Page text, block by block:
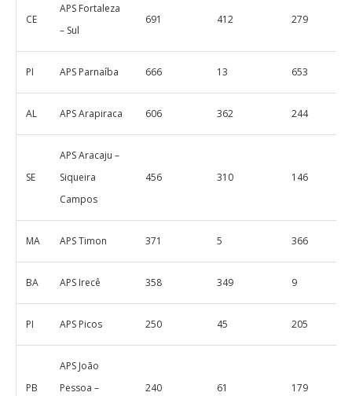
CE
APS Fortaleza
– Sul
691 412 279
PI APS Parnaíba 666 13 653
AL APS Arapiraca 606 362 244
SE
APS Aracaju –
Siqueira
Campos
456 310 146
MA APS Timon 371 5 366
BA APS Irecê 358 349 9
PI APS Picos 250 45 205
PB
APS João
Pessoa –
240 61 179